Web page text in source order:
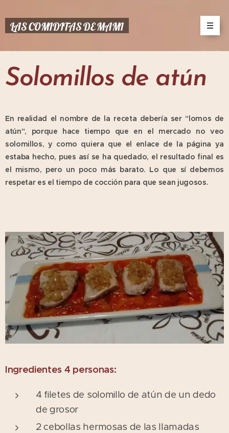
LAS COMIDITAS DE MAMI
Solomillos de atún
En realidad el nombre de la receta debería ser "lomos de
atún", porque hace tiempo que en el mercado no veo
solomillos, y como quiera que el enlace de la página ya
estaba hecho, pues así se ha quedado, el resultado final es
el mismo, pero un poco más barato. Lo que sí debemos
respetar es el tiempo de cocción para que sean jugosos.
Ingredientes 4 personas:
4 filetes de solomillo de atún de un dedo
de grosor
2 cebollas hermosas de las llamadas